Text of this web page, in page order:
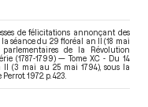
de félicitations annonçant des
séance du 29 floréal an II (18 mai
parlementaires de la Révolution
(1787-1799) — Tome XC - Du 14
(3 mai au 25 mai 1794), sous la
1972. p. 423.